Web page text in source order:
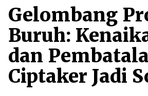
Gelombang
Buruh:
dan
Ciptaker Jadi